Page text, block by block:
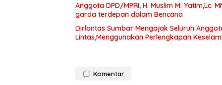
Anggota DPD/MPRI, H. Muslim M. Yatim,Lc.
garda terdepan dalam Bencana
Dirlantas Sumbar Mengajak Seluruh
Lintas,Menggunakan Perlengkapan
Komentar